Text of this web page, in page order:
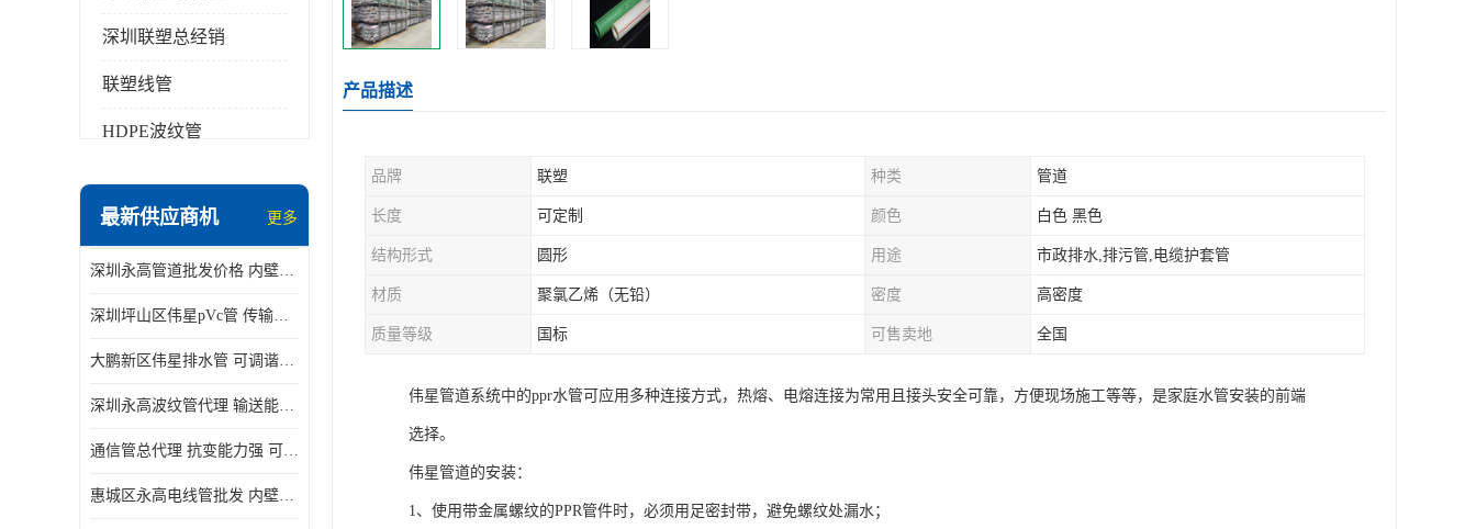
深圳联塑总经销
联塑线管
HDPE波纹管
最新供应商机 更多
深圳永高管道批发价格 内壁光滑 抗震性能好
深圳坪山区伟星pVc管 传输损耗小 频率稳定性好
大鹏新区伟星排水管 可调谐性好 大功率 效率高
深圳永高波纹管代理 输送能力强 可以承受高温
通信管总代理 抗变能力强 可耐强震 扭曲
惠城区永高电线管批发 内壁光滑 抗震性能好
产品描述
品牌 联塑 种类 管道
长度 可定制 颜色 白色 黑色
结构形式 圆形 用途 市政排水,排污管,电缆护套管
材质 聚氯乙烯（无铅） 密度 高密度
质量等级 国标 可售卖地 全国
伟星管道系统中的ppr水管可应用多种连接方式，热熔、电熔连接为常用且接头安全可靠，方便现场施工等等，是家庭水管安装的前端
选择。
伟星管道的安装：
1、使用带金属螺纹的PPR管件时，必须用足密封带，避免螺纹处漏水；